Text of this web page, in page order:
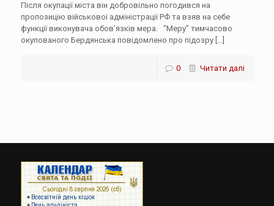
Після окупації міста він добровільно погодився на
пропозицію військової адміністрації РФ та взяв на себе
функції виконувача обов’язків мера. “Меру” тимчасово
окупованого Бердянська повідомлено про підозру[…]
0 Читати далі